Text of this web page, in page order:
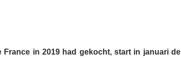
France in 2019 had gekocht, start in januari de